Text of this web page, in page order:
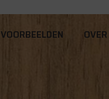
VOORBEELDEN